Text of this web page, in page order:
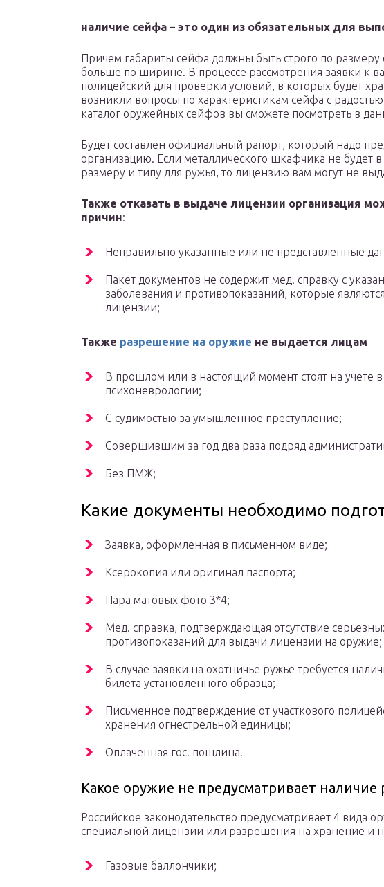
наличие сейфа – это один из обязательных для
Причем габариты сейфа должны быть строго по размеру
больше по ширине. В процессе рассмотрения заявки к
полицейский для проверки условий, в которых будет
возникли вопросы по характеристикам сейфа с
каталог оружейных сейфов вы сможете посмотреть в
Будет составлен официальный рапорт, который надо
организацию. Если металлического шкафчика не будет
размеру и типу для ружья, то лицензию вам могут не
Также отказать в выдаче лицензии организация
причин:
Неправильно указанные или не представленные
Пакет документов не содержит мед. справку с
заболевания и противопоказаний, которые
лицензии;
Также разрешение на оружие не выдается лицам
В прошлом или в настоящий момент стоят на учете
психоневрологии;
С судимостью за умышленное преступление;
Совершившим за год два раза подряд
Без ПМЖ;
Какие документы необходимо
Заявка, оформленная в письменном виде;
Ксерокопия или оригинал паспорта;
Пара матовых фото 3*4;
Мед. справка, подтверждающая отсутствие
противопоказаний для выдачи лицензии на оружие;
В случае заявки на охотничье ружье требуется
билета установленного образца;
Письменное подтверждение от участкового
хранения огнестрельной единицы;
Оплаченная гос. пошлина.
Какое оружие не предусматривает наличие
Российское законодательство предусматривает 4 вида
специальной лицензии или разрешения на хранение и
Газовые баллончики;